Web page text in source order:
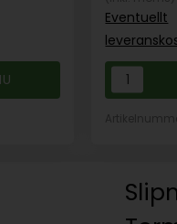
Eventuellt